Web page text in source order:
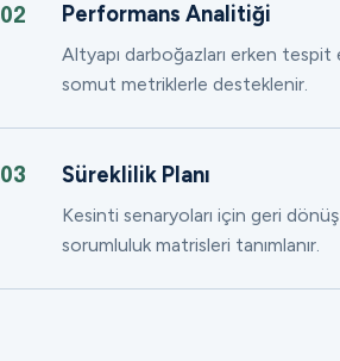
02 Performans Analitiği
Altyapı darboğazları erken tespit
somut metriklerle desteklenir.
03 Süreklilik Planı
Kesinti senaryoları için geri
sorumluluk matrisleri tanımlanır.